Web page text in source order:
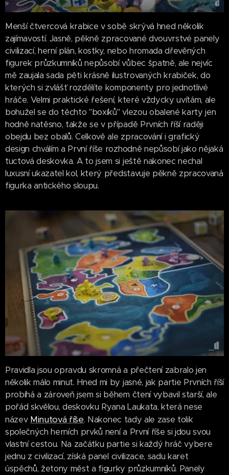
Menší čtvercová krabice v sobě skrývá hned několik
zajímavostí. Jasně, pěkně zpracované dvouvrstvé panely
civilizací, herní plán, kostky, nebo hromada dřevěných
figurek průzkumníků nepůsobí vůbec špatně, ale nejvíc
mě zaujala sada pěti krásně ilustrovaných krabiček, do
kterých si zvlášť rozdělíte komponenty pro jednotlivé
hráče. Velmi praktické řešení, které vždycky uvítám, ale
bohužel se do těchto "boxíků" vlezou obalené karty jen
hodně natěsno, takže se v případě Prvních říší raději
obejdu bez obalů. Celkově ale zpracování i grafický
design chválím a První říše rozhodně nepůsobí jako nějaká
tuctová deskovka. A to jsem si ještě nakonec nechal
luxusní ukazatel kol, který představuje pěkně zpracovaná
figurka antického sloupu.
Pravidla jsou opravdu skromná a přečtení zabralo jen
několik málo minut. Hned mi by jasné, jak partie Prvních říší
probíhá a zároveň jsem si během čtení vybavil starší, ale
pořád skvělou, deskovku Ryana Laukata, která nese
název Minutová říše. Nakonec tady ale zase tolik
společných herních prvků není a První říše si jdou svou
vlastní cestou. Na začátku partie si každý hráč vybere
jednu z civilizací, získá panel civilizace, sadu karet
úspěchů, žetony měst a figurky průzkumníků. Panely